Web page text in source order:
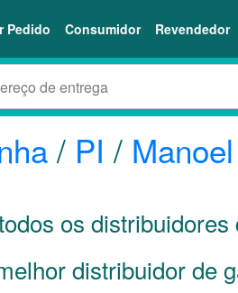
Pedido Consumidor Revendedor
/ PI /
os
distribuidor de